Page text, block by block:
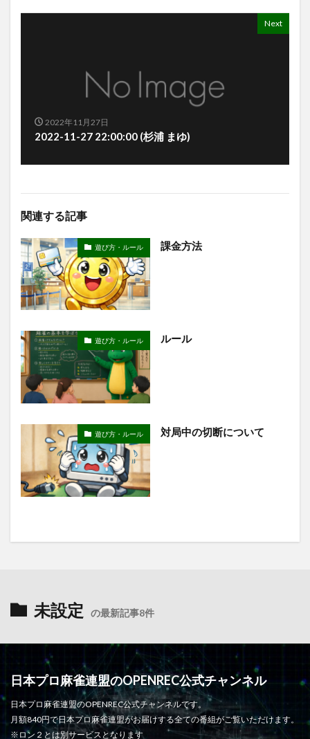
Next
2022年11月27日
2022-11-27 22:00:00 (杉浦 まゆ)
関連する記事
遊び方・ルール 課金方法
遊び方・ルール ルール
遊び方・ルール 対局中の切断について
未設定 の最新記事8件
日本プロ麻雀連盟のOPENREC公式チャンネル
日本プロ麻雀連盟のOPENREC公式チャンネルです。
月額840円で日本プロ麻雀連盟がお届けする全ての番組がご覧いただけます。
※ロン２とは別サービスとなります